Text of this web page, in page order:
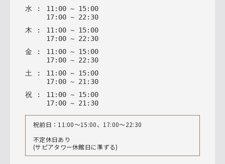
水 : 11 : 00 ~ 15: 00
17: 00 ~ 22 : 30
木 : 11 : 00 ~ 15: 00
17: 00 ~ 22 : 30
金 : 11 : 00 ~ 15: 00
17: 00 ~ 22 : 30
土 : 11 : 00 ~ 15: 00
17: 00 ~ 21 : 30
祝 : 11 : 00 ~ 15: 00
17: 00 ~ 21 : 30
祝前日：11:00〜15:00、17:00〜22:30
不定休日あり
(サピアタワー休館日に準ずる)